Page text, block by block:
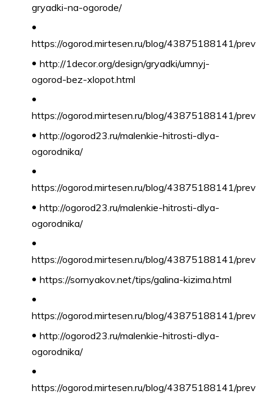
gryadki-na-ogorode/
https://ogorod.mirtesen.ru/blog/43875188141/prev
http://1decor.org/design/gryadki/umnyj-
ogorod-bez-xlopot.html
https://ogorod.mirtesen.ru/blog/43875188141/prev
http://ogorod23.ru/malenkie-hitrosti-dlya-
ogorodnika/
https://ogorod.mirtesen.ru/blog/43875188141/prev
http://ogorod23.ru/malenkie-hitrosti-dlya-
ogorodnika/
https://ogorod.mirtesen.ru/blog/43875188141/prev
https://sornyakov.net/tips/galina-kizima.html
https://ogorod.mirtesen.ru/blog/43875188141/prev
http://ogorod23.ru/malenkie-hitrosti-dlya-
ogorodnika/
https://ogorod.mirtesen.ru/blog/43875188141/prev